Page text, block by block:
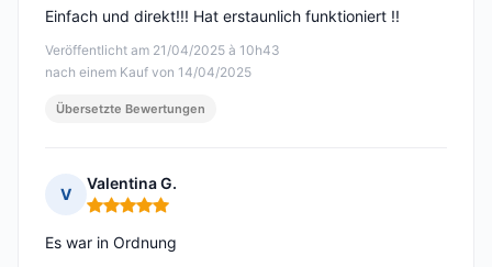
Veröffentlicht am 21/04/2025 à 10h43
nach einem Kauf von 14/04/2025
Einfach und direkt!!! Hat erstaunlich funktioniert !!
Übersetzte Bewertungen
V
Valentina G.
Hinweis: 5 von 5
Es war in Ordnung